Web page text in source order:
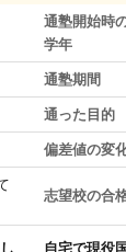
通塾開始時
学年
通塾期間
通った目的
偏差値の変
志望校の合
自宅で現役